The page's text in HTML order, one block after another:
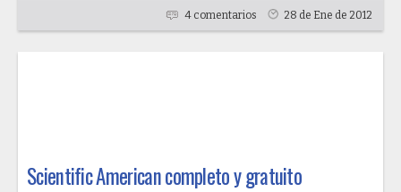
4 comentarios 28 de Ene de 2012
Scientific American completo y gratuito